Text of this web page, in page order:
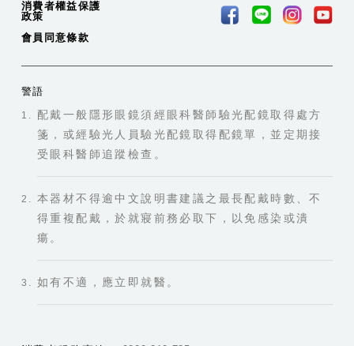
會員同意條款
消費者權益保護
政策
警語
配戴一般隱形眼鏡須經眼科醫師驗光配鏡取得處方
箋，或經驗光人員驗光配鏡取得配鏡單，並定期接
受眼科醫師追蹤檢查。
本器材不得逾中文說明書建議之最長配戴時數、不
得重複配戴，於就寢前務必取下，以免感染或潰
瘍。
如有不適，應立即就醫。